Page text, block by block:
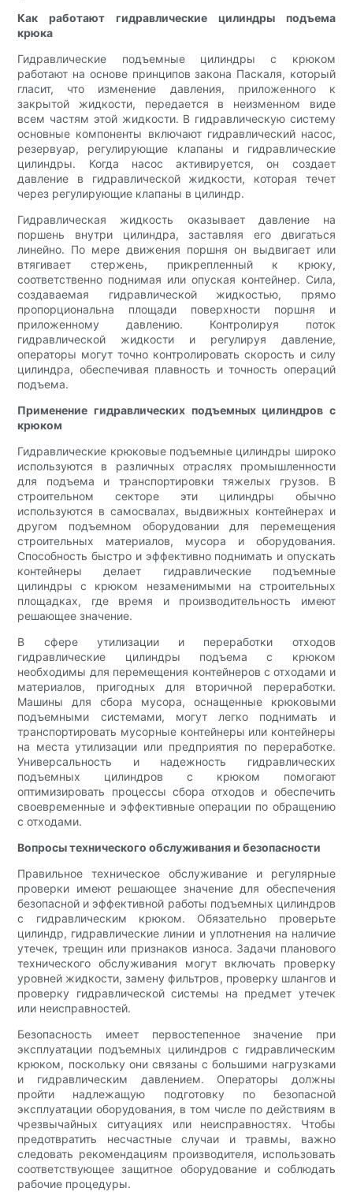
Как работают гидравлические цилиндры подъема
крюка
Гидравлические подъемные цилиндры с крюком
работают на основе принципов закона Паскаля, который
гласит, что изменение давления, приложенного к
закрытой жидкости, передается в неизменном виде
всем частям этой жидкости. В гидравлическую систему
основные компоненты включают гидравлический насос,
резервуар, регулирующие клапаны и гидравлические
цилиндры. Когда насос активируется, он создает
давление в гидравлической жидкости, которая течет
через регулирующие клапаны в цилиндр.
Гидравлическая жидкость оказывает давление на
поршень внутри цилиндра, заставляя его двигаться
линейно. По мере движения поршня он выдвигает или
втягивает стержень, прикрепленный к крюку,
соответственно поднимая или опуская контейнер. Сила,
создаваемая гидравлической жидкостью, прямо
пропорциональна площади поверхности поршня и
приложенному давлению. Контролируя поток
гидравлической жидкости и регулируя давление,
операторы могут точно контролировать скорость и силу
цилиндра, обеспечивая плавность и точность операций
подъема.
Применение гидравлических подъемных цилиндров с
крюком
Гидравлические крюковые подъемные цилиндры широко
используются в различных отраслях промышленности
для подъема и транспортировки тяжелых грузов. В
строительном секторе эти цилиндры обычно
используются в самосвалах, выдвижных контейнерах и
другом подъемном оборудовании для перемещения
строительных материалов, мусора и оборудования.
Способность быстро и эффективно поднимать и опускать
контейнеры делает гидравлические подъемные
цилиндры с крюком незаменимыми на строительных
площадках, где время и производительность имеют
решающее значение.
В сфере утилизации и переработки отходов
гидравлические цилиндры подъема с крюком
необходимы для перемещения контейнеров с отходами и
материалов, пригодных для вторичной переработки.
Машины для сбора мусора, оснащенные крюковыми
подъемными системами, могут легко поднимать и
транспортировать мусорные контейнеры или контейнеры
на места утилизации или предприятия по переработке.
Универсальность и надежность гидравлических
подъемных цилиндров с крюком помогают
оптимизировать процессы сбора отходов и обеспечить
своевременные и эффективные операции по обращению
с отходами.
Вопросы технического обслуживания и безопасности
Правильное техническое обслуживание и регулярные
проверки имеют решающее значение для обеспечения
безопасной и эффективной работы подъемных цилиндров
с гидравлическим крюком. Обязательно проверьте
цилиндр, гидравлические линии и уплотнения на наличие
утечек, трещин или признаков износа. Задачи планового
технического обслуживания могут включать проверку
уровней жидкости, замену фильтров, проверку шлангов и
проверку гидравлической системы на предмет утечек
или неисправностей.
Безопасность имеет первостепенное значение при
эксплуатации подъемных цилиндров с гидравлическим
крюком, поскольку они связаны с большими нагрузками
и гидравлическим давлением. Операторы должны
пройти надлежащую подготовку по безопасной
эксплуатации оборудования, в том числе по действиям в
чрезвычайных ситуациях или неисправностях. Чтобы
предотвратить несчастные случаи и травмы, важно
следовать рекомендациям производителя, использовать
соответствующее защитное оборудование и соблюдать
рабочие процедуры.